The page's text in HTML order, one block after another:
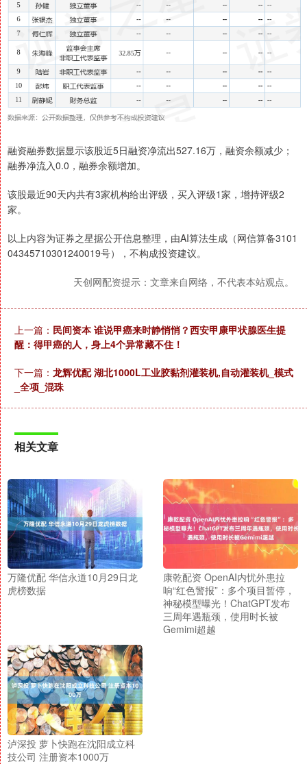
融资融券数据显示该股近5日融资净流出527.16万，融资余额减少；
融券净流入0.0，融券余额增加。
该股最近90天内共有3家机构给出评级，买入评级1家，增持评级2
家。
以上内容为证券之星据公开信息整理，由AI算法生成（网信算备3101
04345710301240019号），不构成投资建议。
天创网配资提示：文章来自网络，不代表本站观点。
上一篇： 民间资本 谁说甲癌来时静悄悄？西安甲康甲状腺医生提
醒：得甲癌的人，身上4个异常藏不住！
下一篇： 龙辉优配 湖北1000L工业胶黏剂灌装机,自动灌装机_模式
_全项_混珠
相关文章
万隆优配 华信永道10月29日龙
虎榜数据
康乾配资 OpenAI内忧外患拉
响“红色警报”：多个项目暂停，
神秘模型曝光！ChatGPT发布
三周年遇瓶颈，使用时长被
Gemimi超越
泸深投 萝卜快跑在沈阳成立科
技公司 注册资本1000万